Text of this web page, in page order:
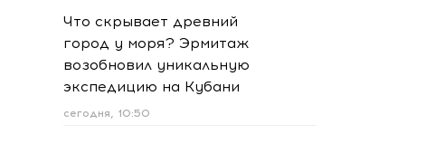
Что скрывает древний
город у моря? Эрмитаж
возобновил уникальную
экспедицию на Кубани
сегодня, 10:50